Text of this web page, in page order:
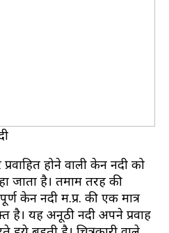
होने वाली केन नदी को
जाता है। तमाम तरह की
केन नदी म.प्र. की एक मात्र
है। यह अनूठी नदी अपने प्रवाह